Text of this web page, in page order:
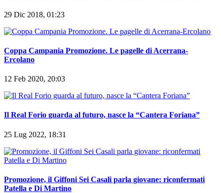
29 Dic 2018, 01:23
Coppa Campania Promozione. Le pagelle di Acerrana-
Ercolano
12 Feb 2020, 20:03
Il Real Forio guarda al futuro, nasce la “Cantera Foriana”
25 Lug 2022, 18:31
Promozione, il Giffoni Sei Casali parla giovane: riconfermati
Patella e Di Martino